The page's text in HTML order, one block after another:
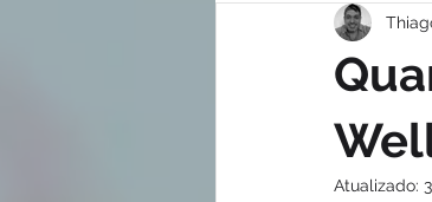
Atualizado: